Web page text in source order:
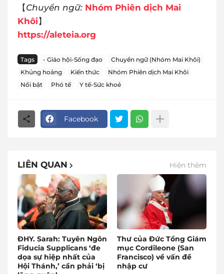
【 Chuyển ngữ: Nhóm Phiên dịch Mai
Khôi 】
https://aleteia.org
Tags - Giáo hội-Sống đạo
Chuyển ngữ (Nhóm Mai Khôi)
Khủng hoảng
Kiến thức
Nhóm Phiên dịch Mai Khôi
Nổi bật
Phó tế Y tế-Sức khoẻ
Facebook
LIÊN QUAN Hiện thêm
ĐHY. Sarah: Tuyên Ngôn
Fiducia Supplicans ‘đe
dọa sự hiệp nhất của
Hội Thánh,’ cần phải ‘bị
Thư của Đức Tổng Giám
mục Cordileone (San
Francisco) về vấn đề
nhập cư